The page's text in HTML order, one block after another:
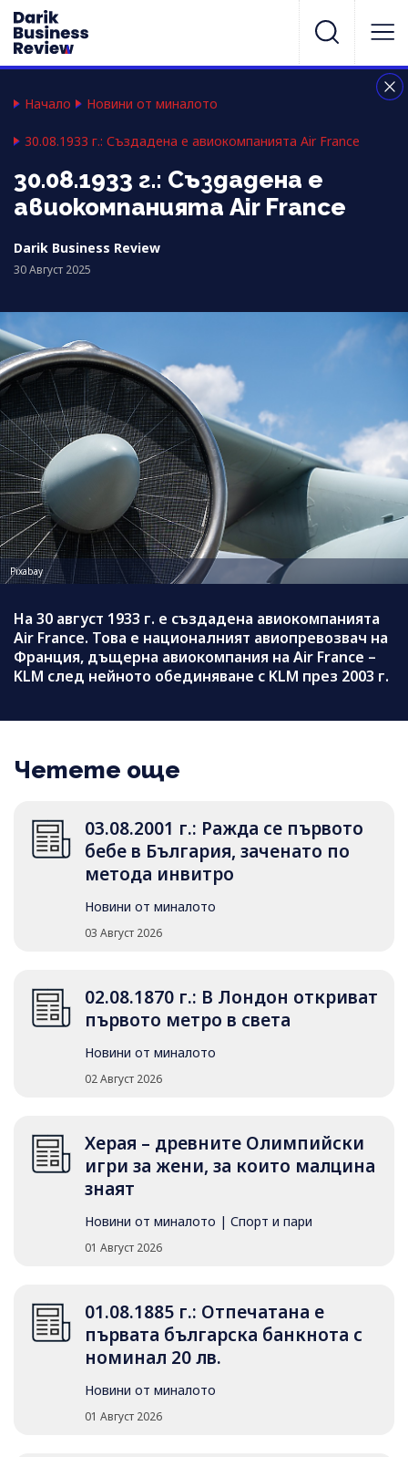
Начало Новини от миналото
30.08.1933 г.: Създадена е авиокомпанията Air France
Pixabay
30.08.1933 г.: Създадена е
авиокомпанията Air France
Darik Business Review
30 Август 2025
На 30 август 1933 г. е създадена авиокомпанията
Air France. Това е националният авиопревозвач на
Франция, дъщерна авиокомпания на Air France –
KLM след нейното обединяване с KLM през 2003 г.
Четете още
03.08.2001 г.: Ражда се първото
бебе в България, заченато по
метода инвитро
Новини от миналото
03 Август 2026
02.08.1870 г.: В Лондон откриват
първото метро в света
Новини от миналото
02 Август 2026
Херая – древните Олимпийски
игри за жени, за които малцина
знаят
Новини от миналото | Спорт и пари
01 Август 2026
01.08.1885 г.: Отпечатана е
първата българска банкнота с
номинал 20 лв.
Новини от миналото
01 Август 2026